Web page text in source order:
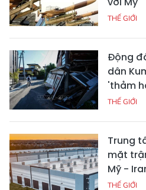
THẾ GIỚI
Động
dân
'thảm
THẾ GIỚI
Trung
mặt
Mỹ -
THẾ GIỚI